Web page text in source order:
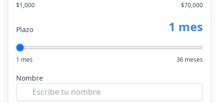
$1,000 $70,000
Plazo 1 mes
1 mes 36 meses
Nombre